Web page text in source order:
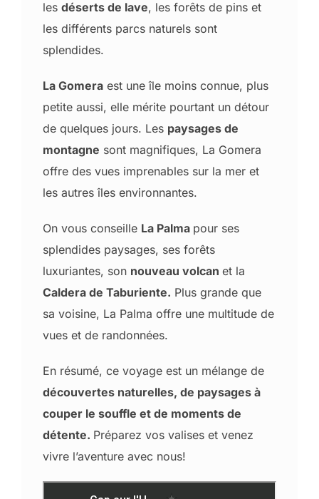
les déserts de lave, les forêts de pins et
les différents parcs naturels sont
splendides.
La Gomera est une île moins connue, plus
petite aussi, elle mérite pourtant un détour
de quelques jours. Les paysages de
montagne sont magnifiques, La Gomera
offre des vues imprenables sur la mer et
les autres îles environnantes.
On vous conseille La Palma pour ses
splendides paysages, ses forêts
luxuriantes, son nouveau volcan et la
Caldera de Taburiente. Plus grande que
sa voisine, La Palma offre une multitude de
vues et de randonnées.
En résumé, ce voyage est un mélange de
découvertes naturelles, de paysages à
couper le souffle et de moments de
détente. Préparez vos valises et venez
vivre l’aventure avec nous!